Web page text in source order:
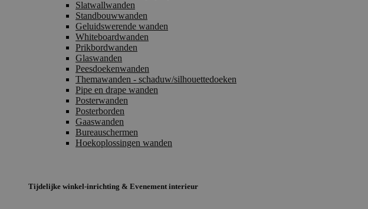
Slatwallwanden
Standbouwwanden
Geluidswerende wanden
Whiteboardwanden
Prikbordwanden
Glaswanden
Peesdoekenwanden
Themawanden - schaduw/silhouettedoeken
Pipe en drape wanden
Posterwanden
Posterborden
Gaaswanden
Bureauschermen
Hoekoplossingen wanden
Tijdelijke winkel-inrichting & Evenement interieur